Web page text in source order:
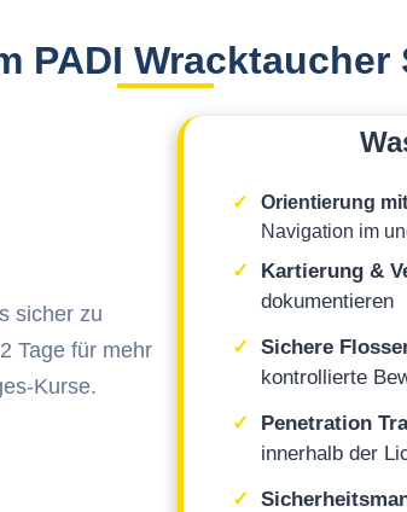
PADI
sicher zu
Tage für mehr
Kurse.
Orientierung
Navigation im
Kartierung &
dokumentieren
Sichere
kontrollierte
Penetration
innerhalb der